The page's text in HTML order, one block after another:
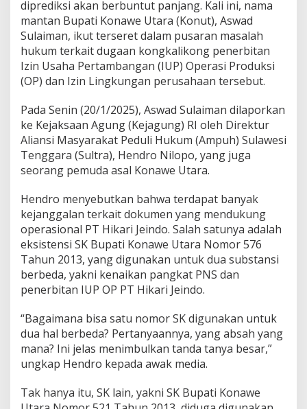
d
o
:
D
u
g
a
n
K
o
n
g
k
l
k
o
n
g
d
a
l
m
P
n
e
b
diprediksi akan berbuntut panjang. Kali ini, nama
mantan Bupati Konawe Utara (Konut), Aswad
Sulaiman, ikut terseret dalam pusaran masalah
hukum terkait dugaan kongkalikong penerbitan
Izin Usaha Pertambangan (IUP) Operasi Produksi
(OP) dan Izin Lingkungan perusahaan tersebut.
Pada Senin (20/1/2025), Aswad Sulaiman dilaporkan
ke Kejaksaan Agung (Kejagung) RI oleh Direktur
Aliansi Masyarakat Peduli Hukum (Ampuh) Sulawesi
Tenggara (Sultra), Hendro Nilopo, yang juga
seorang pemuda asal Konawe Utara.
Hendro menyebutkan bahwa terdapat banyak
kejanggalan terkait dokumen yang mendukung
operasional PT Hikari Jeindo. Salah satunya adalah
eksistensi SK Bupati Konawe Utara Nomor 576
Tahun 2013, yang digunakan untuk dua substansi
berbeda, yakni kenaikan pangkat PNS dan
penerbitan IUP OP PT Hikari Jeindo.
“Bagaimana bisa satu nomor SK digunakan untuk
dua hal berbeda? Pertanyaannya, yang absah yang
mana? Ini jelas menimbulkan tanda tanya besar,”
ungkap Hendro kepada awak media.
Tak hanya itu, SK lain, yakni SK Bupati Konawe